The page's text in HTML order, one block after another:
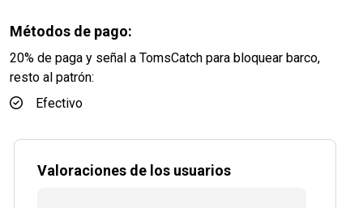
Métodos de pago:
20% de paga y señal a TomsCatch para bloquear barco,
resto al patrón:
Efectivo
Valoraciones de los usuarios